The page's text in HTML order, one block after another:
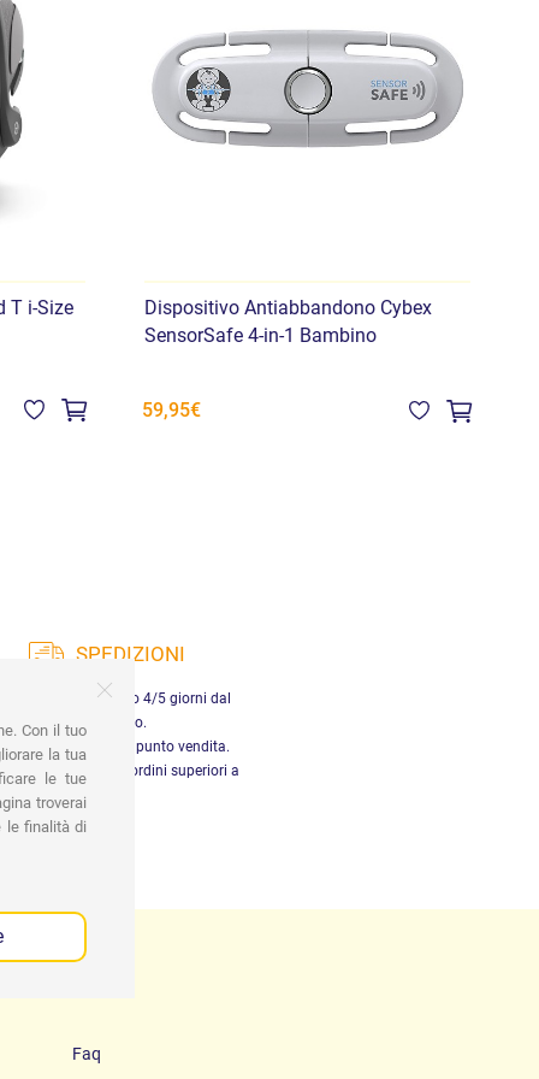
T i-Size
Dispositivo Antiabbandono Cybex
SensorSafe 4-in-1 Bambino
59,95€
SPEDIZIONI
in Italia entro 4/5 giorni dal
pagamento.
gratuito presso il punto vendita.
gratuita per ordini superiori a
29,90 €
Faq
Con il tuo
la tua
le tue
troverai
le finalità di